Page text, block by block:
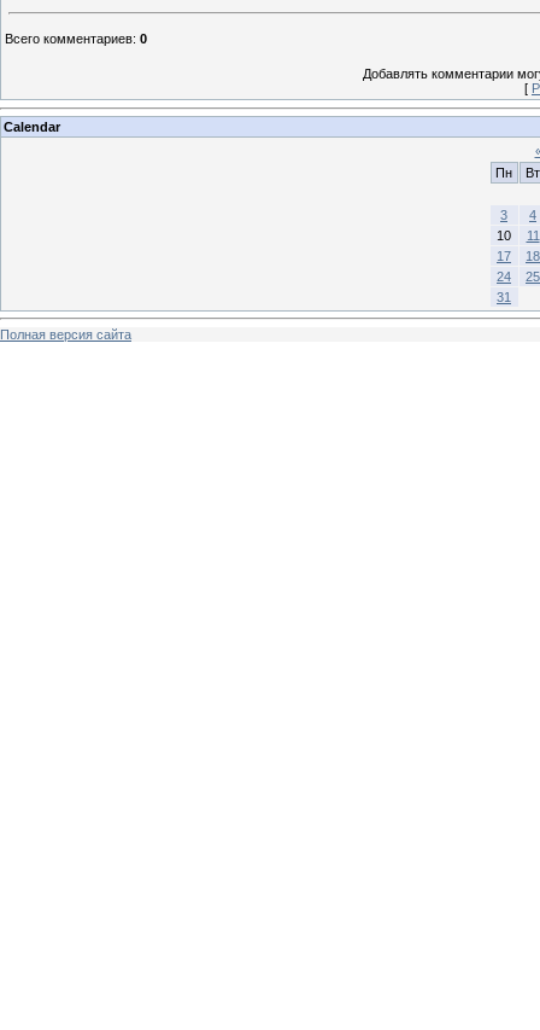
Всего комментариев: 0
Добавлять комментарии
[
Calendar
Пн
Вт
3
4
10
11
17
18
24
25
31
Полная версия сайта